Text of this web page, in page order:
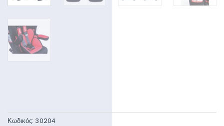
Κωδικός: 30204